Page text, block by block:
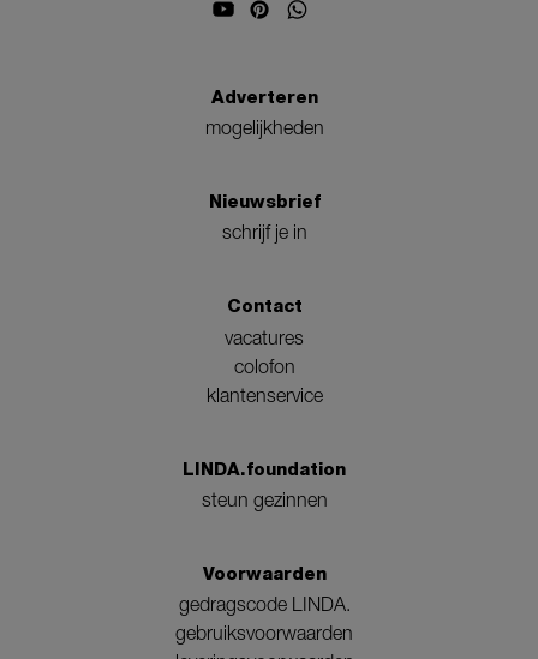
Adverteren
mogelijkheden
Nieuwsbrief
schrijf je in
Contact
vacatures
colofon
klantenservice
LINDA.foundation
steun gezinnen
Voorwaarden
gedragscode LINDA.
gebruiksvoorwaarden